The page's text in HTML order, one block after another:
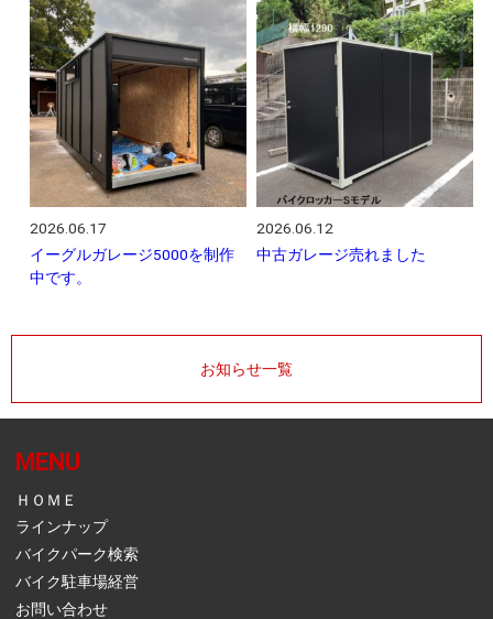
2026.06.17
イーグルガレージ5000を制作
中です。
2026.06.12
中古ガレージ売れました
お知らせ一覧
MENU
ＨＯＭＥ
ラインナップ
バイクパーク検索
バイク駐車場経営
お問い合わせ